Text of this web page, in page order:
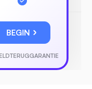
BEGIN